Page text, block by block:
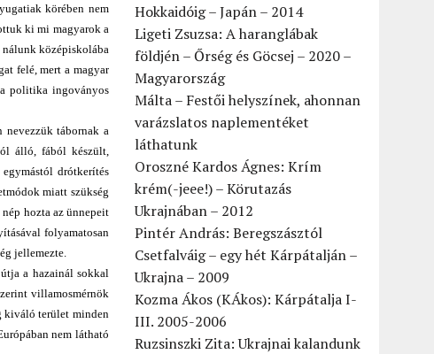
körében nem
ki mi magyarok a
középiskolába
felé, mert a magyar
politika ingoványos
nevezzük tábornak a
álló, fából készült,
drótkerítés
miatt szükség
hozta az ünnepeit
folyamatosan
jellemezte.
a hazainál sokkal
villamosmérnök
kiváló terület minden
nem látható
Hokkaidóig – Japán – 2014
Ligeti Zsuzsa: A haranglábak
földjén – Őrség és Göcsej – 2020 –
Magyarország
Málta – Festői helyszínek, ahonnan
varázslatos naplementéket
láthatunk
Oroszné Kardos Ágnes: Krím
krém(-jeee!) – Körutazás
Ukrajnában – 2012
Pintér András: Beregszásztól
Csetfalváig – egy hét Kárpátalján –
Ukrajna – 2009
Kozma Ákos (KÁkos): Kárpátalja I-
III. 2005-2006
Ruzsinszki Zita: Ukrajnai kalandunk